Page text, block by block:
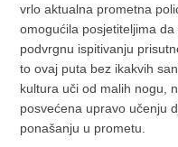
vrlo aktualna prometna
omogućila posjetiteljima
podvrgnu ispitivanju
to ovaj puta bez ikakvih
kultura uči od malih nogu,
posvećena upravo učenju
ponašanju u prometu.